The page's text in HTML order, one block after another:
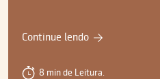
Continue lendo
8 min de Leitura.